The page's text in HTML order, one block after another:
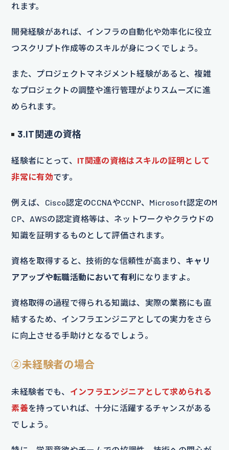
れます。
開発経験があれば、インフラの自動化や効率化に役立
つスクリプト作成等のスキルが身につくでしょう。
また、プロジェクトマネジメント経験があると、複雑
なプロジェクトの調整や進行管理がよりスムーズに進
められます。
3.IT関連の資格
経験者にとって、 IT関連の資格はスキルの証明として
非常に有効です。
例えば、Cisco認定のCCNAやCCNP、Microsoft認定のM
CP、AWSの認定資格等は、ネットワークやクラウドの
知識を証明するものとして評価されます。
資格を取得すると、技術的な信頼性が高まり、 キャリ
アアップや転職活動において有利 になりますよ。
資格取得の過程で得られる知識は、実際の業務にも直
結するため、インフラエンジニアとしての実力をさら
に向上させる手助けとなるでしょう。
②未経験者の場合
未経験者でも、 インフラエンジニアとして求められる
素養を持っていれば、十分に活躍するチャンスがある
でしょう。